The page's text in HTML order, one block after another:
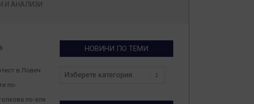
И АНАЛИЗИ
в Ловеч
по-
по-зле
НОВИНИ ПО ТЕМИ
Новини